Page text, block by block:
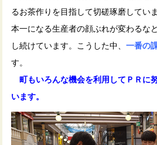
るお茶作りを目指して切磋琢磨してい
本一になる生産者の顔ぶれが変わるな
し続けています。こうした中、一番の
す。
町もいろんな機会を利用してＰＲに
います。